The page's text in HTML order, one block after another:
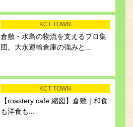
KCT TOWN
倉敷・水島の物流を支えるプロ集
団。大永運輸倉庫の強みと...
KCT TOWN
【roastery cafe 縮図】倉敷｜和食
も洋食も...